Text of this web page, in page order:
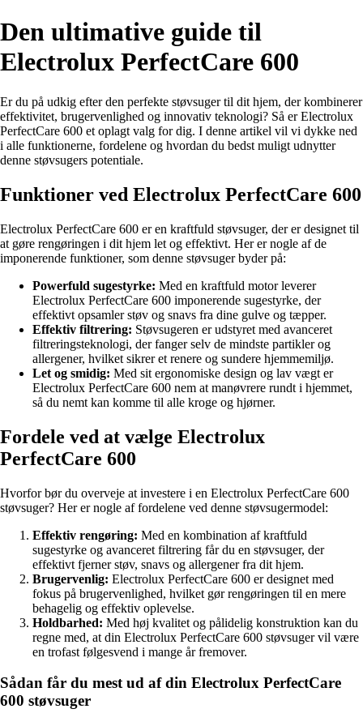
Den ultimative guide til
Electrolux PerfectCare 600
Er du på udkig efter den perfekte støvsuger til dit hjem, der kombinerer
effektivitet, brugervenlighed og innovativ teknologi? Så er Electrolux
PerfectCare 600 et oplagt valg for dig. I denne artikel vil vi dykke ned
i alle funktionerne, fordelene og hvordan du bedst muligt udnytter
denne støvsugers potentiale.
Funktioner ved Electrolux PerfectCare 600
Electrolux PerfectCare 600 er en kraftfuld støvsuger, der er designet til
at gøre rengøringen i dit hjem let og effektivt. Her er nogle af de
imponerende funktioner, som denne støvsuger byder på:
Powerfuld sugestyrke: Med en kraftfuld motor leverer
Electrolux PerfectCare 600 imponerende sugestyrke, der
effektivt opsamler støv og snavs fra dine gulve og tæpper.
Effektiv filtrering: Støvsugeren er udstyret med avanceret
filtreringsteknologi, der fanger selv de mindste partikler og
allergener, hvilket sikrer et renere og sundere hjemmemiljø.
Let og smidig: Med sit ergonomiske design og lav vægt er
Electrolux PerfectCare 600 nem at manøvrere rundt i hjemmet,
så du nemt kan komme til alle kroge og hjørner.
Fordele ved at vælge Electrolux
PerfectCare 600
Hvorfor bør du overveje at investere i en Electrolux PerfectCare 600
støvsuger? Her er nogle af fordelene ved denne støvsugermodel:
Effektiv rengøring: Med en kombination af kraftfuld
sugestyrke og avanceret filtrering får du en støvsuger, der
effektivt fjerner støv, snavs og allergener fra dit hjem.
Brugervenlig: Electrolux PerfectCare 600 er designet med
fokus på brugervenlighed, hvilket gør rengøringen til en mere
behagelig og effektiv oplevelse.
Holdbarhed: Med høj kvalitet og pålidelig konstruktion kan du
regne med, at din Electrolux PerfectCare 600 støvsuger vil være
en trofast følgesvend i mange år fremover.
Sådan får du mest ud af din Electrolux PerfectCare
600 støvsuger